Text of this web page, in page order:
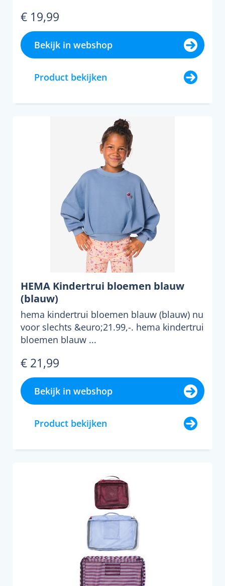
€ 19,99
Bekijk in webshop
Product bekijken
HEMA Kindertrui bloemen blauw
(blauw)
hema kindertrui bloemen blauw (blauw) nu
voor slechts &euro;21.99,-. hema kindertrui
bloemen blauw ...
€ 21,99
Bekijk in webshop
Product bekijken